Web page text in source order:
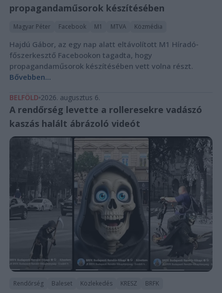
propagandaműsorok készítésében
Magyar Péter Facebook M1 MTVA Közmédia
Hajdú Gábor, az egy nap alatt eltávolított M1 Híradó-
főszerkesztő Facebookon tagadta, hogy
propagandaműsorok készítésében vett volna részt.
Bővebben...
BELFÖLD 2026. augusztus 6.
A rendőrség levette a rolleresekre vadászó
kaszás halált ábrázoló videót
Rendőrség Baleset Közlekedés KRESZ BRFK